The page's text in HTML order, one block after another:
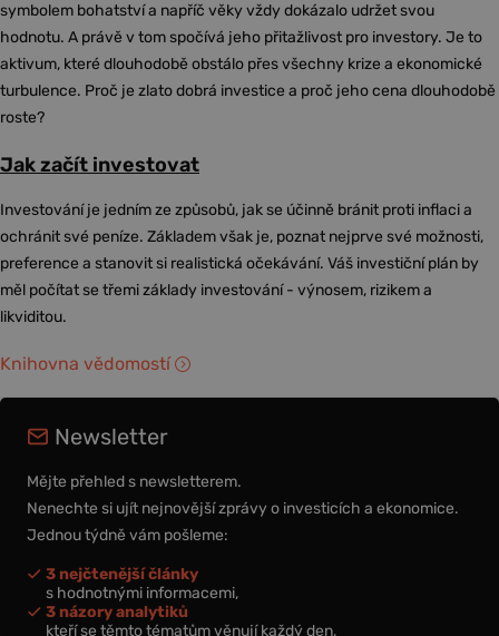
symbolem bohatství a napříč věky vždy dokázalo udržet svou
hodnotu. A právě v tom spočívá jeho přitažlivost pro investory. Je to
aktivum, které dlouhodobě obstálo přes všechny krize a ekonomické
turbulence. Proč je zlato dobrá investice a proč jeho cena dlouhodobě
roste?
Jak začít investovat
Investování je jedním ze způsobů, jak se účinně bránit proti inflaci a
ochránit své peníze. Základem však je, poznat nejprve své možnosti,
preference a stanovit si realistická očekávání. Váš investiční plán by
měl počítat se třemi základy investování - výnosem, rizikem a
likviditou.
Knihovna vědomostí
Newsletter
Mějte přehled s newsletterem.
Nenechte si ujít nejnovější zprávy o investicích a ekonomice.
Jednou týdně vám pošleme:
3 nejčtenější články
s hodnotnými informacemi,
3 názory analytiků
kteří se těmto tématům věnují každý den,